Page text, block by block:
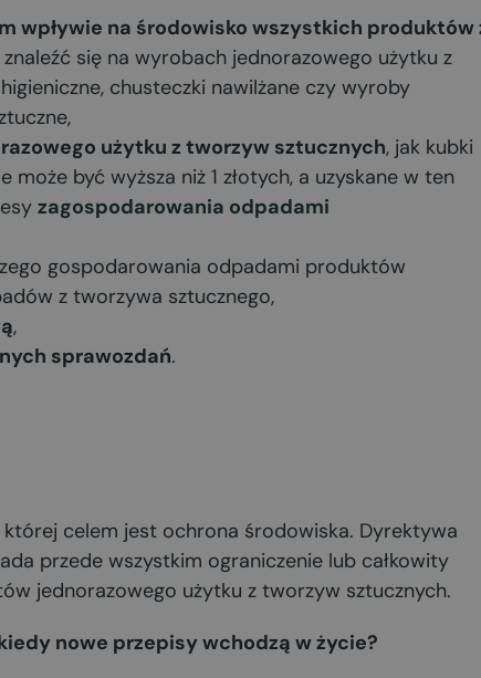
wpływie na środowisko wszystkich produktów
się na wyrobach jednorazowego użytku z
chusteczki nawilżane czy wyroby
użytku z tworzyw sztucznych, jak kubki
być wyższa niż 1 złotych, a uzyskane w ten
zagospodarowania odpadami
gospodarowania odpadami produktów
z tworzywa sztucznego,
,
sprawozdań.
celem jest ochrona środowiska. Dyrektywa
przede wszystkim ograniczenie lub całkowity
jednorazowego użytku z tworzyw sztucznych.
nowe przepisy wchodzą w życie?